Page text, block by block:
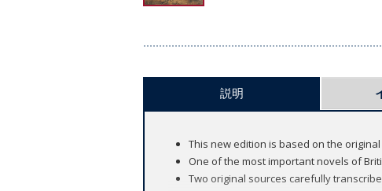
説明
This new edition is based on the
One of the most important novels of
Two original sources carefully